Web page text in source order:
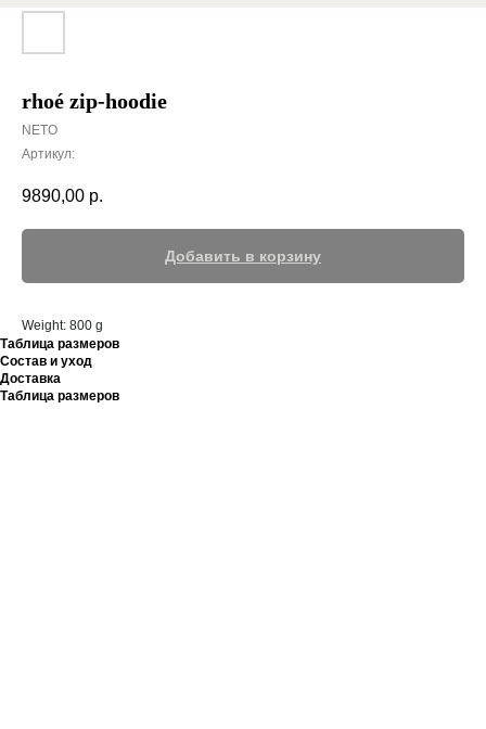
rhoé zip-hoodie
NETO
Артикул:
9890,00 р.
Добавить в корзину
Weight: 800 g
Таблица размеров
Состав и уход
Доставка
Таблица размеров